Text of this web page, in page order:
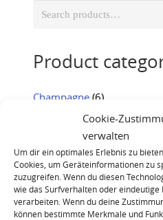
Cookie-
verwalten
Um dir ein optimales Erlebnis zu
Cookies, um Geräteinformationen zu
zuzugreifen. Wenn du diesen
wie das Surfverhalten oder eindeutige
verarbeiten. Wenn du deine
können bestimmte Merkmale und
Search
Product
Champagne (6)
(14)
Whisky (44)